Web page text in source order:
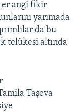
er angi fikir
yarımada
da bu
telükesi altında
Taşeva